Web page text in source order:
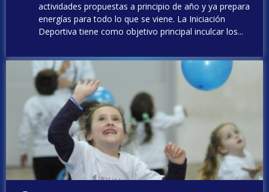
actividades propuestas a principio de año y ya prepara
energías para todo lo que se viene. La Iniciación
Deportiva tiene como objetivo principal inculcar los...